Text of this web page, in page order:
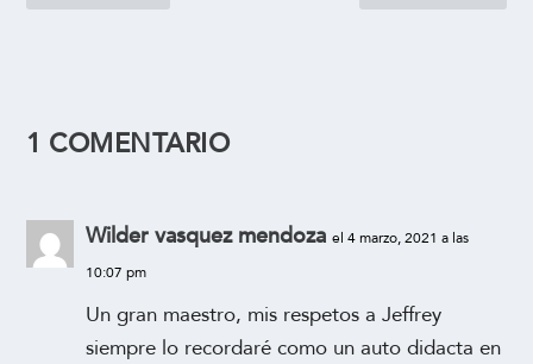
1 COMENTARIO
Wilder vasquez mendoza el 4 marzo, 2021 a las
10:07 pm
Un gran maestro, mis respetos a Jeffrey
siempre lo recordaré como un auto didacta en